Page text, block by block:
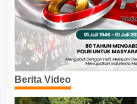
Berita Video